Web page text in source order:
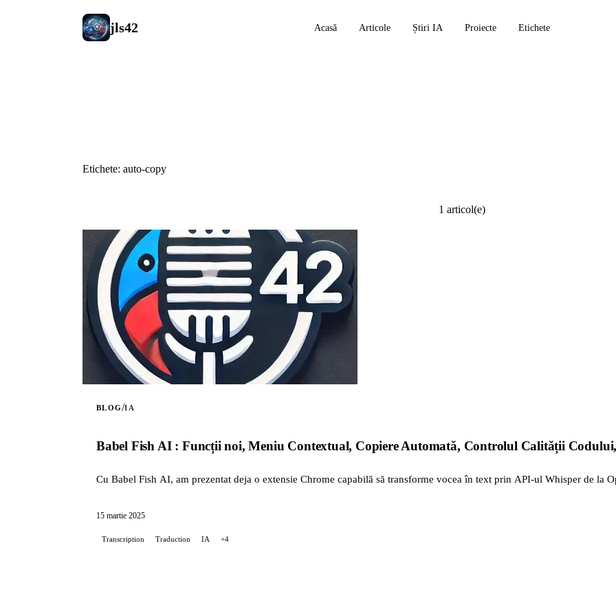
jls42 Acasă Articole Știri IA Proiecte Etichete
Etichete: auto-copy
1 articol(e)
BLOG/IA
Babel Fish AI : Funcții noi, Meniu Contextual, Copiere Automată, Controlul Calității Codului,
Cu Babel Fish AI, am prezentat deja o extensie Chrome capabilă să transforme vocea în text prin API-ul Whisper de la
15 martie 2025
Transcription Traduction IA +4